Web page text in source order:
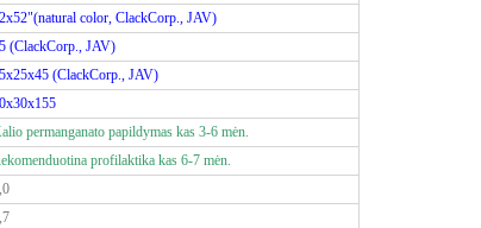
color, ClackCorp., JAV)
(ClackCorp., JAV)
(ClackCorp., JAV)
permanganato papildymas kas 3-6 mėn.
profilaktika kas 6-7 mėn.